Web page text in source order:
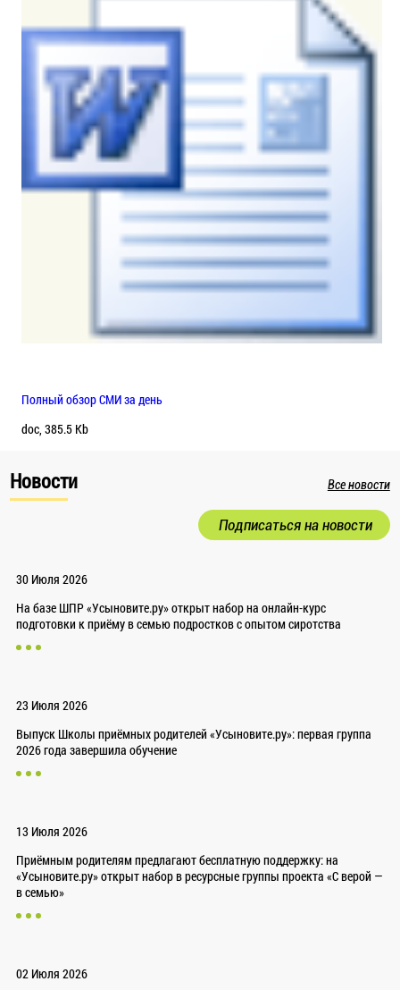
Полный обзор СМИ за день
doc, 385.5 Kb
Новости Все новости
Подписаться на новости
30 Июля 2026
На базе ШПР «Усыновите.ру» открыт набор на онлайн-курс
подготовки к приёму в семью подростков с опытом сиротства
23 Июля 2026
Выпуск Школы приёмных родителей «Усыновите.ру»: первая группа
2026 года завершила обучение
13 Июля 2026
Приёмным родителям предлагают бесплатную поддержку: на
«Усыновите.ру» открыт набор в ресурсные группы проекта «С верой —
в семью»
02 Июля 2026